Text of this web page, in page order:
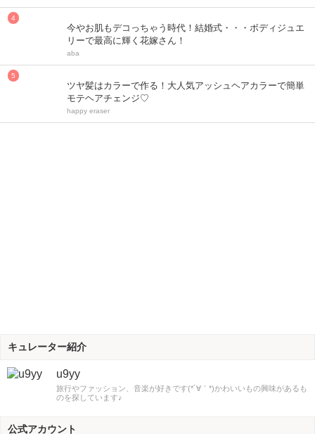
今やお肌もデコっちゃう時代！結婚式・・・ボディジュエ
リーで最高に輝く花嫁さん！
aba
ツヤ髪はカラーで作る！大人気アッシュヘアカラーで簡単
モテヘアチェンジ♡
happy eraser
キュレーター紹介
u9yy
旅行やファッション、音楽が好きです(*´∀｀*)かわいいもの興味があるも
のを探しています♪
公式アカウント